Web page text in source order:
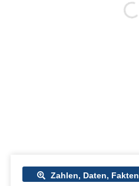
Zahlen, Daten, Fakten